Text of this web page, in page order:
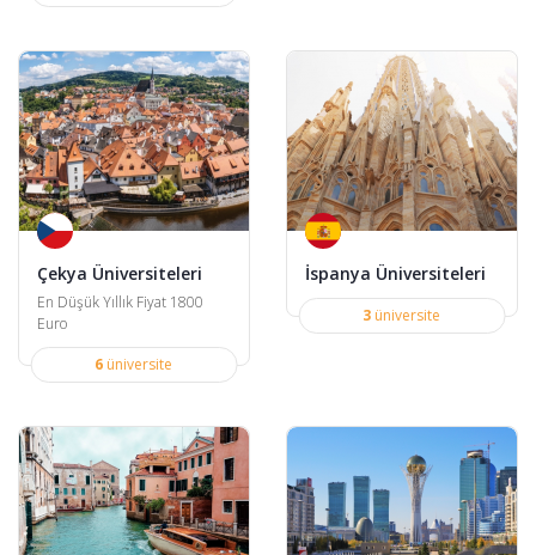
Çekya Üniversiteleri
En Düşük Yıllık Fiyat 1800
Euro
6 üniversite
İspanya Üniversiteleri
3 üniversite